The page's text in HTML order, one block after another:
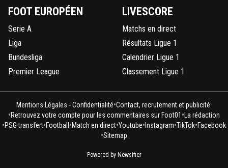
FOOT EUROPÉEN
Serie A
Liga
Bundesliga
Premier League
LIVESCORE
Matchs en direct
Résultats Ligue 1
Calendrier Ligue 1
Classement Ligue 1
Mentions Légales - Confidentialité•Contact, recrutement et publicité
•Retrouvez votre compte pour les commentaires sur Foot01 • La rédaction
•PSG transfert•Football •Match en direct•Youtube• Instagram•TikTok•Facebook
•Sitemap
Powered by Newsifier